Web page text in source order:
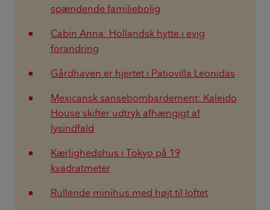
spændende familiebolig
Cabin Anna: Hollandsk hytte i evig
forandring
Gårdhaven er hjertet i Patiovilla Leonidas
Mexicansk sansebombardement: Kaleido
House skifter udtryk afhængigt af
lysindfald
Kærlighedshus i Tokyo på 19
kvadratmeter
Rullende minihus med højt til loftet